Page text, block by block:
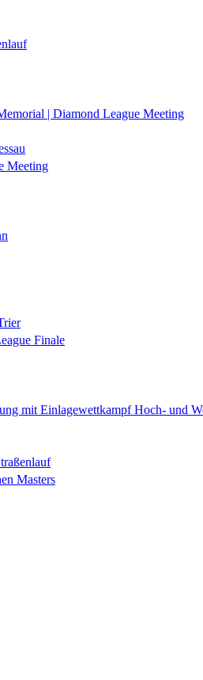
| Diamond League Meeting
Meeting
Finale
mit Einlagewettkampf Hoch- und
Masters